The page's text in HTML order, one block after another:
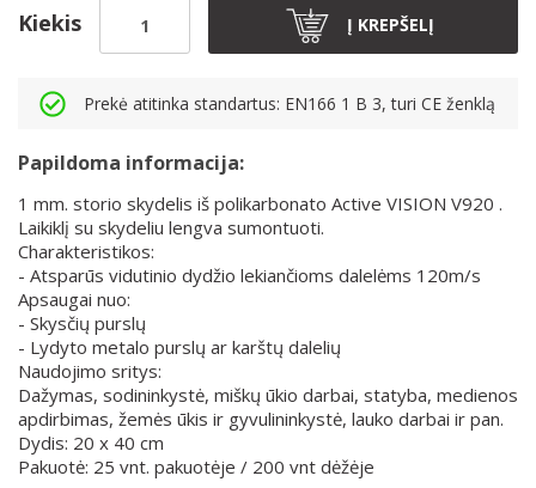
Kiekis Į KREPŠELĮ
Prekė atitinka standartus: EN166 1 B 3, turi CE ženklą
Papildoma informacija:
1 mm. storio skydelis iš polikarbonato Active VISION V920 .
Laikiklį su skydeliu lengva sumontuoti.
Charakteristikos:
- Atsparūs vidutinio dydžio lekiančioms dalelėms 120m/s
Apsaugai nuo:
- Skysčių purslų
- Lydyto metalo purslų ar karštų dalelių
Naudojimo sritys:
Dažymas, sodininkystė, miškų ūkio darbai, statyba, medienos
apdirbimas, žemės ūkis ir gyvulininkystė, lauko darbai ir pan.
Dydis: 20 x 40 cm
Pakuotė: 25 vnt. pakuotėje / 200 vnt dėžėje